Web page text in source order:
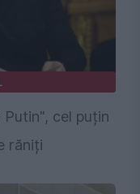
cel puțin
răniți